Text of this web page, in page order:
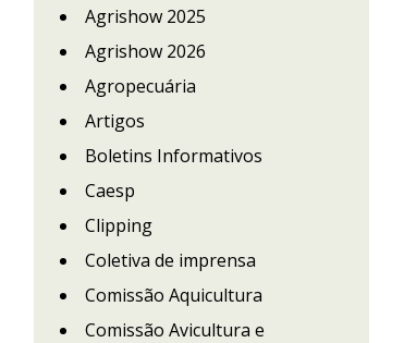
Agrishow 2025
Agrishow 2026
Agropecuária
Artigos
Boletins Informativos
Caesp
Clipping
Coletiva de imprensa
Comissão Aquicultura
Comissão Avicultura e